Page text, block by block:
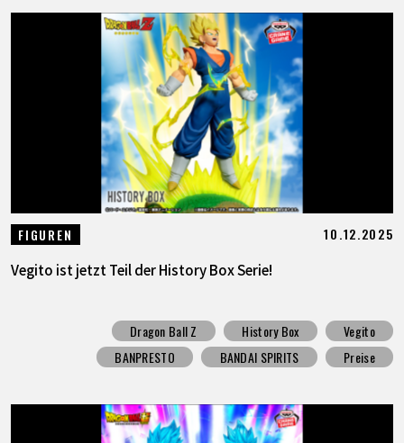
FIGUREN 10.12.2025
Vegito ist jetzt Teil der History Box Serie!
Dragon Ball Z History Box
Vegito
BANPRESTO
BANDAI SPIRITS Preise